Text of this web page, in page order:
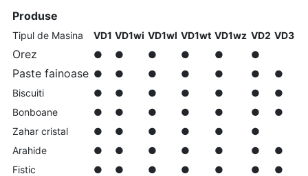
Produse
Tipul de Masina VD1 VD1wi VD1wl VD1wt VD1wz VD2 VD3
Orez ● ● ● ● ● ●
Paste fainoase ● ● ● ● ● ●
●
Biscuiti
● ● ● ● ● ●
●
Bonboane
● ● ● ● ● ●
●
Zahar cristal
● ● ● ● ●
●
Arahide
● ● ● ● ● ●
●
Fistic
● ● ● ● ● ●
●